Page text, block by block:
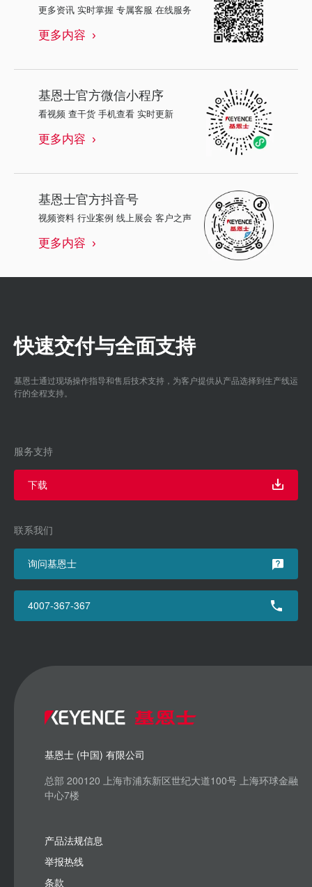
更多资讯 实时掌握 专属客服 在线服务
更多内容
基恩士官方微信小程序
看视频 查干货 手机查看 实时更新
更多内容
基恩士官方抖音号
视频资料 行业案例 线上展会 客户之声
更多内容
快速交付与全面支持
基恩士通过现场操作指导和售后技术支持，为客户提供从产品选择到生产线运
行的全程支持。
服务支持
下载
联系我们
询问基恩士
4007-367-367
基恩士 (中国) 有限公司
总部 200120 上海市浦东新区世纪大道100号 上海环球金融
中心7楼
产品法规信息
举报热线
条款